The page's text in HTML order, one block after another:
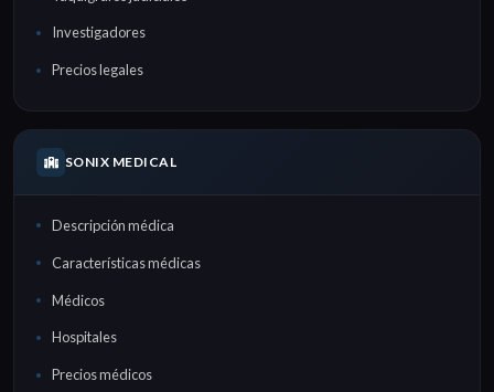
Investigadores
Precios legales
SONIX MEDICAL
Descripción médica
Características médicas
Médicos
Hospitales
Precios médicos